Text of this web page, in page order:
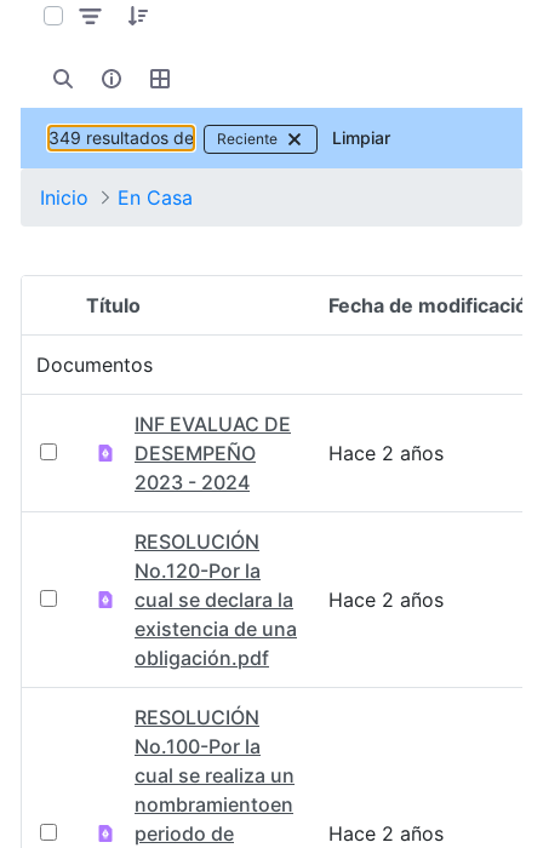
349 resultados de Reciente Limpiar
Inicio En Casa
Selección del elemento
Título Fecha de modificación
Documentos
INF EVALUAC DE
DESEMPEÑO
2023 - 2024
Hace 2 años
RESOLUCIÓN
No.120-Por la
cual se declara la
existencia de una
obligación.pdf
Hace 2 años
RESOLUCIÓN
No.100-Por la
cual se realiza un
nombramientoen
periodo de
Hace 2 años